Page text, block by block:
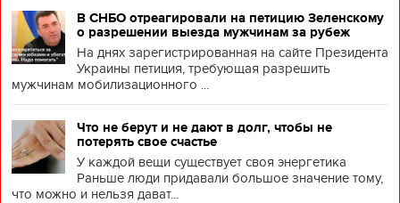
В СНБО отреагировали на петицию Зеленскому
о разрешении выезда мужчинам за рубеж
На днях зарегистрированная на сайте Президента
Украины петиция, требующая разрешить
мужчинам мобилизационного ...
Что не берут и не дают в долг, чтобы не
потерять свое счастье
У каждой вещи существует своя энергетика
Раньше люди придавали большое значение тому,
что можно и нельзя дават...